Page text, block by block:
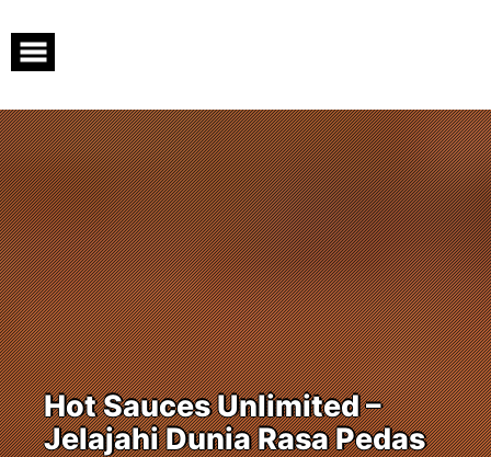
content
Hot Sauces Unlimited –
Jelajahi Dunia Rasa Pedas